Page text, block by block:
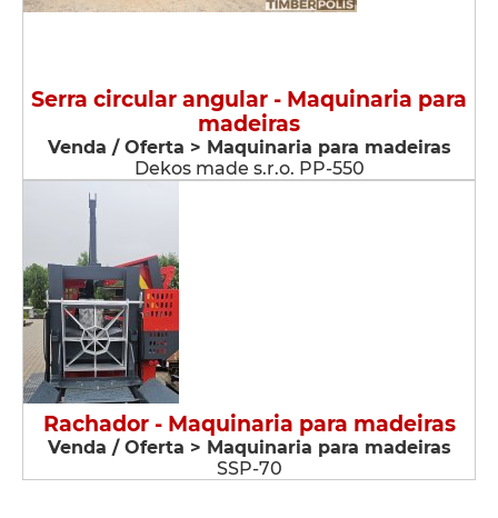
Serra circular angular - Maquinaria para
madeiras
Venda / Oferta > Maquinaria para madeiras
Dekos made s.r.o. PP-550
Rachador - Maquinaria para madeiras
Venda / Oferta > Maquinaria para madeiras
SSP-70